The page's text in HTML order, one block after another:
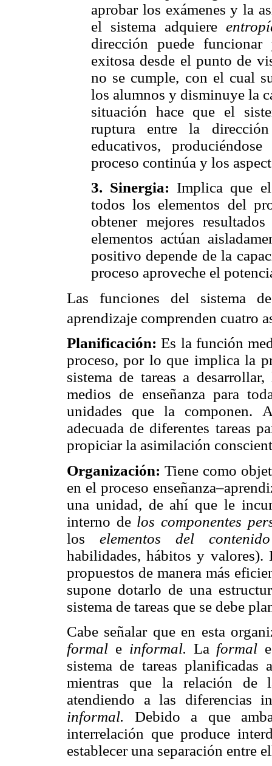
aprobar los exámenes y la
el sistema adquiere
dirección puede
exitosa desde el punto de
no se cumple, con el cual
los alumnos y disminuye la
situación hace que el
ruptura entre la
educativos,
proceso continúa y los
3. Sinergia: Implica que
todos los elementos del
obtener mejores
elementos actúan
positivo depende de la
proceso aproveche el
Las funciones del sistema
aprendizaje comprenden cuatro
Planificación:Es la función
proceso, por lo que implica la
sistema de tareas a
medios de enseñanza para
unidades que la componen.
adecuada de diferentes tareas
propiciar la asimilación
Organización: Tiene como
en el proceso
una unidad, de ahí que le
interno de los componentes
loselementos del
habilidades, hábitos y
propuestos de manera más
supone dotarlo de una
sistema de tareas que se debe
Cabe señalar que en esta
formal e informal. La formal
sistema de tareas planificadas
mientras que la relación de
atendiendo a las diferencias
informal. Debido a que
interrelación que produce
establecer una separación entre